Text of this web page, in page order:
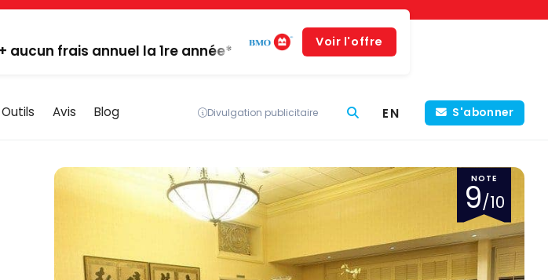
aucun frais annuel la 1re année*
Voir l'offre
Outils Avis Blog Divulgation publicitaire EN S'abonner
NOTE
9/10